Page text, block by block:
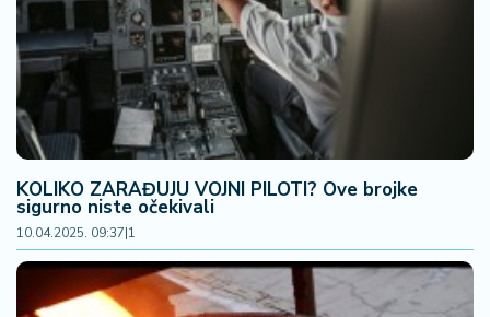
KOLIKO ZARAĐUJU VOJNI PILOTI? Ove brojke
sigurno niste očekivali
10.04.2025. 09:37|1